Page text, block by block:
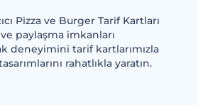
Pizza ve Burger Tarif Kartları
paylaşma imkanları
deneyimini tarif kartlarımızla
rahatlıkla yaratın.